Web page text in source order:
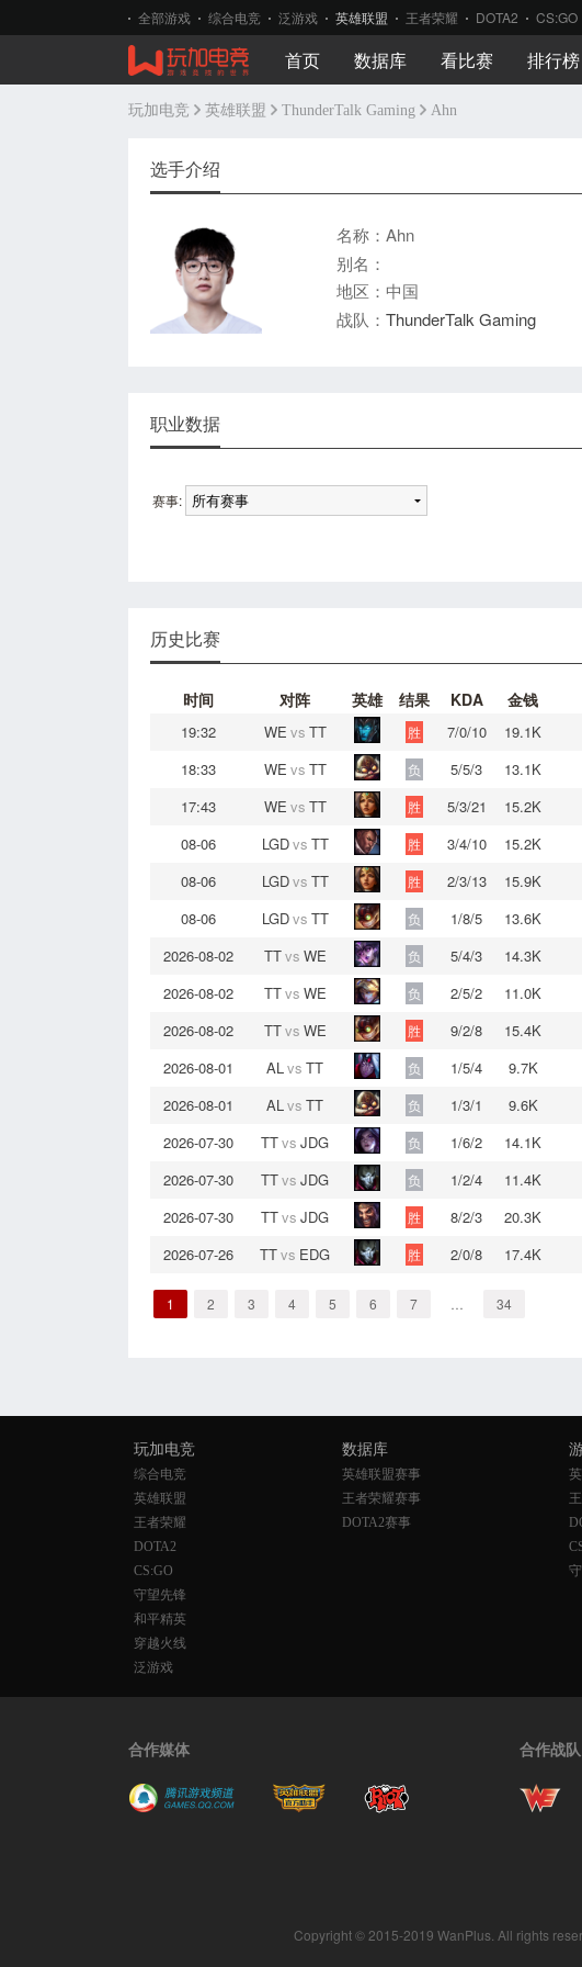
全部游戏 综合电竞 泛游戏 英雄联盟 王者荣耀 DOTA2 CS:GO
首页 数据库 看比赛 排行榜
玩加电竞 英雄联盟 ThunderTalk Gaming Ahn
选手介绍
名称：Ahn
别名：
地区：中国
战队：ThunderTalk Gaming
职业数据
赛事:
历史比赛
时间 对阵 英雄 结果 KDA 金钱
19:32 WE vs TT 胜 7/0/10 19.1K
18:33
WE vs TT 负 5/5/3 13.1K
17:43
WE vs TT 胜 5/3/21 15.2K
08-06
LGDvs TT 胜 3/4/10 15.2K
08-06
LGDvs TT 胜 2/3/13 15.9K
08-06
LGDvs TT 负 1/8/5 13.6K
2026-08-02
TTvs WE 负 5/4/3 14.3K
2026-08-02
TTvs WE 负 2/5/2 11.0K
2026-08-02
TTvs WE 胜 9/2/8 15.4K
2026-08-01
ALvs TT 负 1/5/4 9.7K
2026-08-01
ALvs TT 负 1/3/1 9.6K
2026-07-30
TTvs JDG 负 1/6/2 14.1K
2026-07-30
TTvs JDG 负 1/2/4 11.4K
2026-07-30
TTvs JDG 胜 8/2/3 20.3K
2026-07-26
TTvs EDG 胜 2/0/8 17.4K
1 2 3 4 5 6 7 34
玩加电竞
综合电竞
英雄联盟
王者荣耀
DOTA2
CS:GO
守望先锋
和平精英
穿越火线
泛游戏
数据库
英雄联盟赛事
王者荣耀赛事
DOTA2赛事
合作媒体 合作战队
Copyright © 2015-2019 WanPlus. All rights